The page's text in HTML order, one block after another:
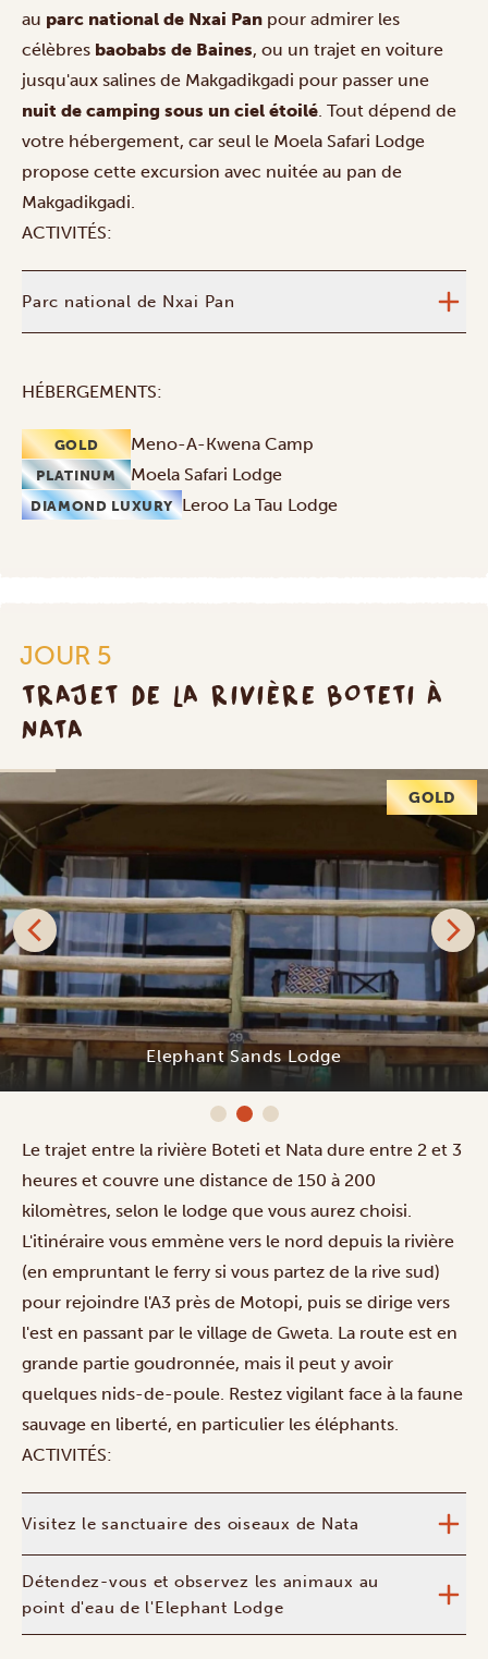
au parc national de Nxai Pan pour admirer les
célèbres baobabs de Baines, ou un trajet en voiture
jusqu'aux salines de Makgadikgadi pour passer une
nuit de camping sous un ciel étoilé . Tout dépend de
votre hébergement, car seul le Moela Safari Lodge
propose cette excursion avec nuitée au pan de
Makgadikgadi.
ACTIVITÉS:
Parc national de Nxai Pan
HÉBERGEMENTS:
GOLD Meno-A-Kwena Camp
PLATINUM Moela Safari Lodge
DIAMOND LUXURY Leroo La Tau Lodge
JOUR 5
TRAJET DE LA RIVIÈRE BOTETI À
NATA
GOLD
Elephant Sands Lodge
Le trajet entre la rivière Boteti et Nata dure entre 2 et 3
heures et couvre une distance de 150 à 200
kilomètres, selon le lodge que vous aurez choisi.
L'itinéraire vous emmène vers le nord depuis la rivière
(en empruntant le ferry si vous partez de la rive sud)
pour rejoindre l'A3 près de Motopi, puis se dirige vers
l'est en passant par le village de Gweta. La route est en
grande partie goudronnée, mais il peut y avoir
quelques nids-de-poule. Restez vigilant face à la faune
sauvage en liberté, en particulier les éléphants.
ACTIVITÉS:
Visitez le sanctuaire des oiseaux de Nata
Détendez-vous et observez les animaux au
point d'eau de l'Elephant Lodge